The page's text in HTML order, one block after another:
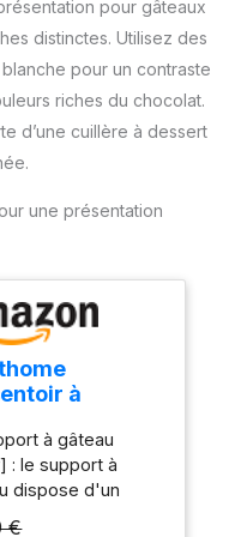
que vous
de la pâte ou
les utilisiez
vos
ces bols sont
pour tous vos
【Acier
】 nos bols à
qualité, résistant à
et à la rouille.
donc durables et
à la rouille.
donc pas à
chimiques
Ils sont également
à la chaleur et
pour gâteaux
distinctes. Utilisez des
pour un contraste
riches du chocolat.
d’une cuillère à dessert
une présentation
à
Couvercle,
à
à gâteau
: le support à
dispose d'un
€